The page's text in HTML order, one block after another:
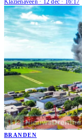
Klazienaveen· 12 dec · 16:17
BRANDEN